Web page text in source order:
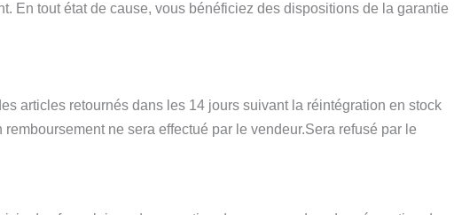
En tout état de cause, vous bénéficiez des dispositions de la garantie
articles retournés dans les 14 jours suivant la réintégration en stock
ne sera effectué par le vendeur.Sera refusé par le